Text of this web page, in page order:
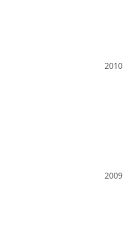
2010
2009